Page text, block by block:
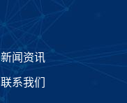
新闻资讯
联系我们